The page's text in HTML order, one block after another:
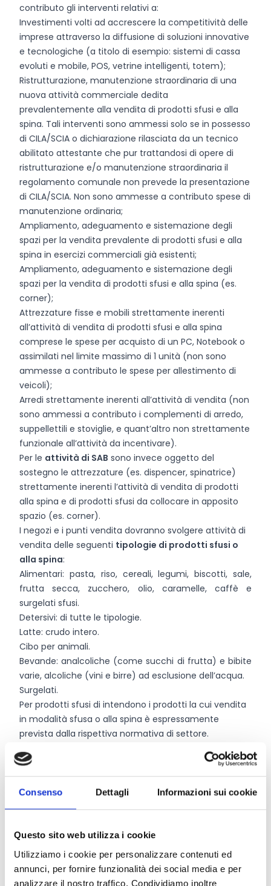
Consenso Dettagli Informazioni sui cookie
Questo sito web utilizza i cookie
Utilizziamo i cookie per personalizzare contenuti ed
annunci, per fornire funzionalità dei social media e per
analizzare il nostro traffico. Condividiamo inoltre
contributo gli interventi relativi a:
Investimenti volti ad accrescere la competitività delle
imprese attraverso la diffusione di soluzioni innovative
e tecnologiche (a titolo di esempio: sistemi di cassa
evoluti e mobile, POS, vetrine intelligenti, totem);
Ristrutturazione, manutenzione straordinaria di una
nuova attività commerciale dedita
prevalentemente alla vendita di prodotti sfusi e alla
spina. Tali interventi sono ammessi solo se in possesso
di CILA/SCIA o dichiarazione rilasciata da un tecnico
abilitato attestante che pur trattandosi di opere di
ristrutturazione e/o manutenzione straordinaria il
regolamento comunale non prevede la presentazione
di CILA/SCIA. Non sono ammesse a contributo spese di
manutenzione ordinaria;
Ampliamento, adeguamento e sistemazione degli
spazi per la vendita prevalente di prodotti sfusi e alla
spina in esercizi commerciali già esistenti;
Ampliamento, adeguamento e sistemazione degli
spazi per la vendita di prodotti sfusi e alla spina (es.
corner);
Attrezzature fisse e mobili strettamente inerenti
all’attività di vendita di prodotti sfusi e alla spina
comprese le spese per acquisto di un PC, Notebook o
assimilati nel limite massimo di 1 unità (non sono
ammesse a contributo le spese per allestimento di
veicoli);
Arredi strettamente inerenti all’attività di vendita (non
sono ammessi a contributo i complementi di arredo,
suppellettili e stoviglie, e quant’altro non strettamente
funzionale all’attività da incentivare).
Per le attività di SAB sono invece oggetto del
sostegno le attrezzature (es. dispencer, spinatrice)
strettamente inerenti l’attività di vendita di prodotti
alla spina e di prodotti sfusi da collocare in apposito
spazio (es. corner).
I negozi e i punti vendita dovranno svolgere attività di
vendita delle seguenti tipologie di prodotti sfusi o
alla spina:
Alimentari: pasta, riso, cereali, legumi, biscotti, sale,
frutta secca, zucchero, olio, caramelle, caffè e
surgelati sfusi.
Detersivi: di tutte le tipologie.
Latte: crudo intero.
Cibo per animali.
Bevande: analcoliche (come succhi di frutta) e bibite
varie, alcoliche (vini e birre) ad esclusione dell’acqua.
Surgelati.
Per prodotti sfusi di intendono i prodotti la cui vendita
in modalità sfusa o alla spina è espressamente
prevista dalla rispettiva normativa di settore.
7 mesi
dalla
data di pubblicazione sul B.U.R della graduatoria.
I beneficiari sono lemicro, piccole e medie imprese
Il volume di affari dell’impresa non deve essere